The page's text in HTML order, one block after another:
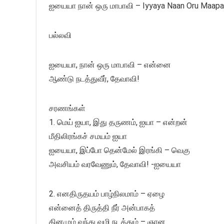
ஐயையா நான் ஒரு மாபாவி – Iyyaya Naan Oru
பல்லவி
ஐயையா, நான் ஒரு மாபாவி – என்னை
ஆண்டு நடத்துவீர், தேவாவி!
சரணங்கள்
1. மெய் ஐயா, இது தருணம், ஐயா – என்றன்
மீதிலிரங்கச் சமயம் ஐயா
ஐயையா, இப்போ தென்மேல் இரங்கி – வெகு
அவசியம் வரவேணும், தேவாவி! -ஐயையா
2. எனதிருதயம் பாழ்நிலமாம் – ஏழை
என்னைத் திருத்தி நீர் அன்பாகத்
தினமும் வந்து வழி நடத்தும் – ஞான